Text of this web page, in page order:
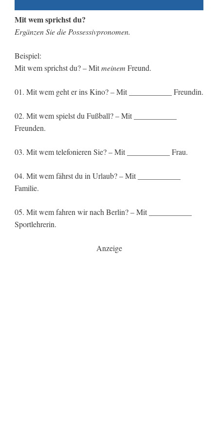
Mit wem sprichst du?
Ergänzen Sie die Possessivpronomen.
Beispiel:
Mit wem sprichst du? – Mitmeinem Freund.
01. Mit wem geht er ins Kino? – Mit ___________ Freundin.
02. Mit wem spielst du Fußball? – Mit ___________
Freunden.
03. Mit wem telefonieren Sie? – Mit ___________ Frau.
04. Mit wem fährst du in Urlaub? – Mit ___________
Familie.
05. Mit wem fahren wir nach Berlin? – Mit ___________
Sportlehrerin.
Anzeige